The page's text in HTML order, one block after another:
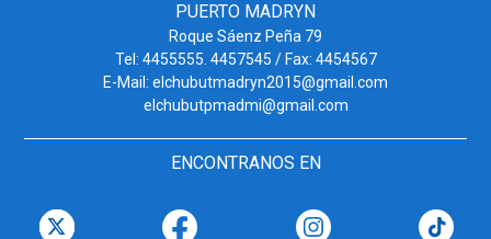
PUERTO MADRYN
Roque Sáenz Peña 79
Tel: 4455555. 4457545 / Fax: 4454567
E-Mail: elchubutmadryn2015@gmail.com
elchubutpmadmi@gmail.com
ENCONTRANOS EN